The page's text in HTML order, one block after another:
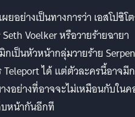
ยอย่างเป็นทางการว่า เอสโปซิโ
Voelker หรือวายร้ายฉายา
เป็นหัวหน้ากลุ่มวายร้าย
ได้ แต่ตัวละครนี้อาจมี
งอย่างที่อาจจะไม่เหมือนกับใน
หน้ากันอีกที